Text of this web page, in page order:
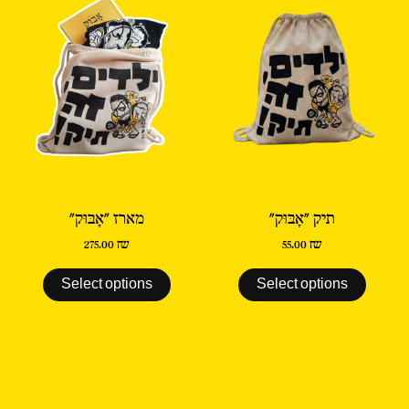
תיק "אָבּוּק"
55.00₪
Select options
מארז "אָבּוּק"
275.00₪
Select options